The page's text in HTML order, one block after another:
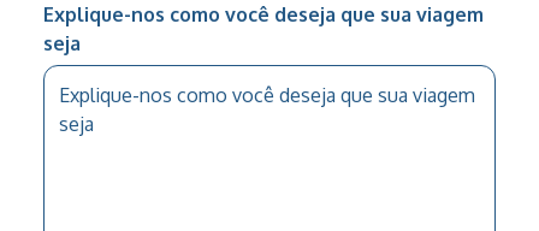
Explique-nos como você deseja que sua viagem
seja